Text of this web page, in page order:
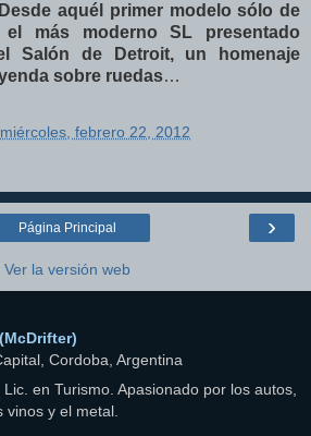
Desde aquél primer modelo sólo de
el más moderno SL presentado
Salón de Detroit, un homenaje
sobre ruedas…
miércoles, febrero 22, 2012
›
Página Principal
Ver la versión web
Cordoba, Argentina
en Turismo. Apasionado por los autos,
vinos y el metal.